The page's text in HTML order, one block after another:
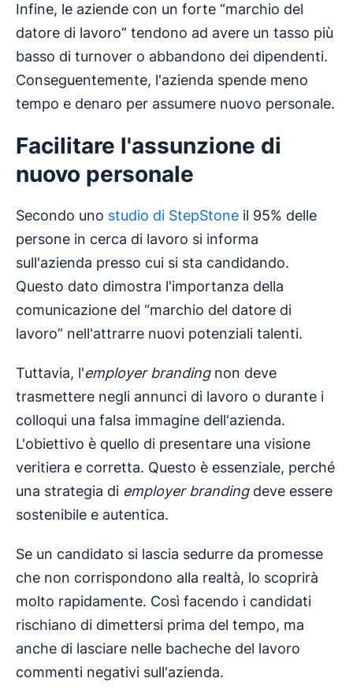
Infine, le aziende con un forte “marchio del
datore di lavoro” tendono ad avere un tasso più
basso di turnover o abbandono dei dipendenti.
Conseguentemente, l'azienda spende meno
tempo e denaro per assumere nuovo personale.
Facilitare l'assunzione di
nuovo personale
Secondo uno studio di StepStone il 95% delle
persone in cerca di lavoro si informa
sull'azienda presso cui si sta candidando.
Questo dato dimostra l'importanza della
comunicazione del “marchio del datore di
lavoro” nell'attrarre nuovi potenziali talenti.
Tuttavia, l'employer brandingnon deve
trasmettere negli annunci di lavoro o durante i
colloqui una falsa immagine dell'azienda.
L'obiettivo è quello di presentare una visione
veritiera e corretta. Questo è essenziale, perché
una strategia di employer brandingdeve essere
sostenibile e autentica.
Se un candidato si lascia sedurre da promesse
che non corrispondono alla realtà, lo scoprirà
molto rapidamente. Così facendo i candidati
rischiano di dimettersi prima del tempo, ma
anche di lasciare nelle bacheche del lavoro
commenti negativi sull'azienda.